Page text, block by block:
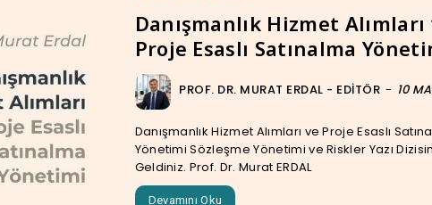
Danışmanlık Hizmet Alımları
Proje Esaslı Satınalma
PROF. DR. MURAT ERDAL - EDITÖR - 10
Danışmanlık Hizmet Alımları ve Proje Esaslı
Yönetimi Sözleşme Yönetimi ve Riskler Yazı
Geldiniz. Prof. Dr. Murat ERDAL
Devamını Oku